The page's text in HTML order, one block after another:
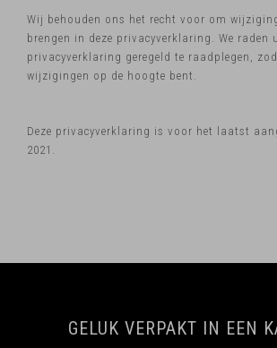
Wij behouden ons het recht voor om
brengen in deze privacyverklaring. We raden
privacyverklaring geregeld te raadplegen,
wijzigingen op de hoogte bent.
Deze privacyverklaring is voor het laatst
2021.
GELUK VERPAKT IN EEN